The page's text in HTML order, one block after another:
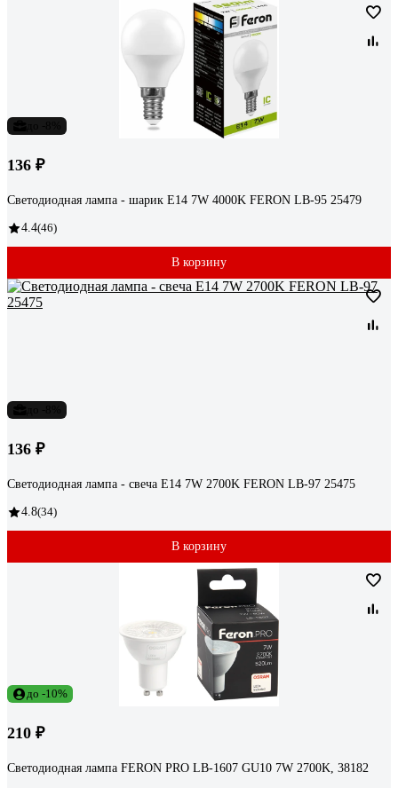
136 ₽
Светодиодная лампа - шарик E14 7W 4000K FERON LB-95 25479
4.4(46)
В корзину
136 ₽
Светодиодная лампа - свеча E14 7W 2700K FERON LB-97 25475
4.8(34)
В корзину
до -10%
210 ₽
Светодиодная лампа FERON PRO LB-1607 GU10 7W 2700K, 38182